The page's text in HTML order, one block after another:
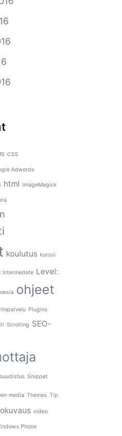
CSS
Adwords
html ImageMagick
koulutus kurssi
Intermedate Level:
ohjeet
Plugins
Scrolling SEO-
Snippet
media Themes Tip
video
Phone